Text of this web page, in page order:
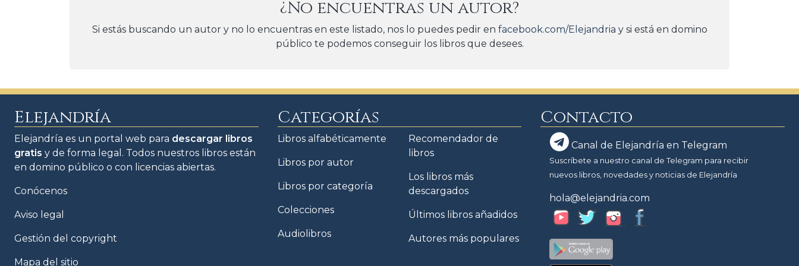
¿No encuentras un autor?
Si estás buscando un autor y no lo encuentras en este listado, nos lo puedes pedir en facebook.com/Elejandria y si está en domino
público te podemos conseguir los libros que desees.
Elejandría
Elejandría es un portal web para descargar libros
gratis y de forma legal. Todos nuestros libros están
en domino público o con licencias abiertas.
Conócenos
Aviso legal
Gestión del copyright
Mapa del sitio
Categorías
Libros alfabéticamente
Libros por autor
Libros por categoría
Colecciones
Audiolibros
Recomendador de
libros
Los libros más
descargados
Últimos libros añadidos
Autores más populares
Contacto
Canal de Elejandría en Telegram
Suscríbete a nuestro canal de Telegram para recibir
nuevos libros, novedades y noticias de Elejandría
hola@elejandria.com